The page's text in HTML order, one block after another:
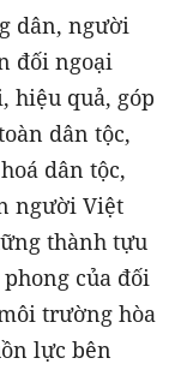
dân, người
đối ngoại
hiệu quả, góp
dân tộc,
dân tộc,
người Việt
thành tựu
của đối
trường hòa
lực bên